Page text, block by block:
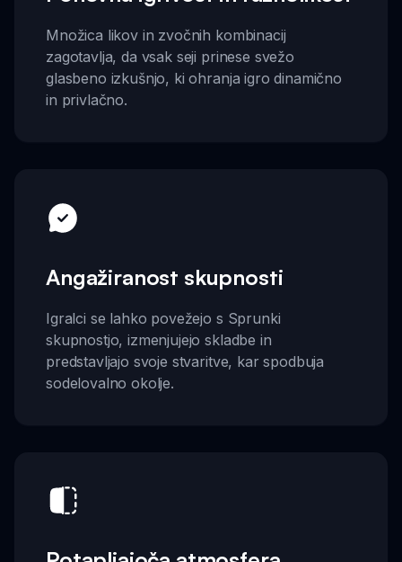
Množica likov in zvočnih kombinacij
zagotavlja, da vsak seji prinese svežo
glasbeno izkušnjo, ki ohranja igro dinamično
in privlačno.
Angažiranost skupnosti
Igralci se lahko povežejo s Sprunki
skupnostjo, izmenjujejo skladbe in
predstavljajo svoje stvaritve, kar spodbuja
sodelovalno okolje.